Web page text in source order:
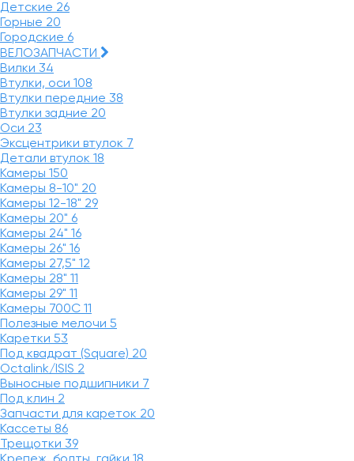
Детские 26
Горные 20
Городские 6
ВЕЛОЗАПЧАСТИ
Вилки 34
Втулки, оси 108
Втулки передние 38
Втулки задние 20
Оси 23
Эксцентрики втулок 7
Детали втулок 18
Камеры 150
Камеры 8-10" 20
Камеры 12-18" 29
Камеры 20" 6
Камеры 24" 16
Камеры 26" 16
Камеры 27,5" 12
Камеры 28" 11
Камеры 29" 11
Камеры 700C 11
Полезные мелочи 5
Каретки 53
Под квадрат (Square) 20
Octalink/ISIS 2
Выносные подшипники 7
Под клин 2
Запчасти для кареток 20
Кассеты 86
Трещотки 39